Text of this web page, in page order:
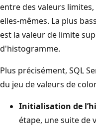
entre des valeurs
elles-mêmes. La plus
est la valeur de limite
d'histogramme.
Plus précisément, SQL
du jeu de valeurs de
Initialisation de
étape, une suite de